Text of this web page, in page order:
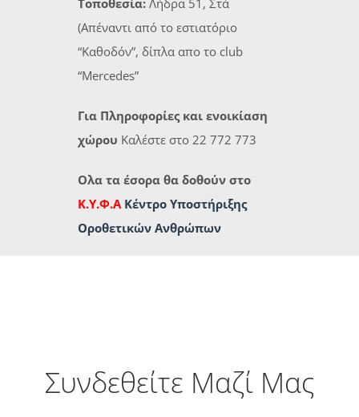
(Απέναντι από το εστιατόριο
“Καθοδόν”, δίπλα απο το club
“Mercedes”
Για Πληροφορίες και ενοικίαση
χώρου Καλέστε στο 22 772 773
Ολα τα έσορα θα δοθούν στο
Κ.Υ.Φ.Α Κέντρο Υποστήριξης
Οροθετικών Ανθρώπων
Συνδεθείτε Μαζί Μας